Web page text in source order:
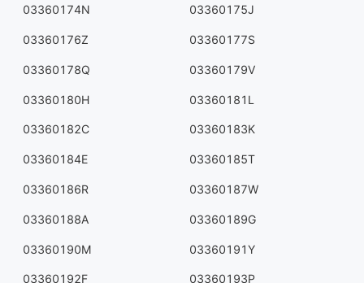
03360174N 03360175J
03360176Z 03360177S
03360178Q 03360179V
03360180H 03360181L
03360182C 03360183K
03360184E 03360185T
03360186R 03360187W
03360188A 03360189G
03360190M 03360191Y
03360192F 03360193P